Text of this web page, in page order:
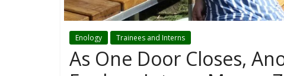
Enology Trainees and Interns
As One Door Closes,